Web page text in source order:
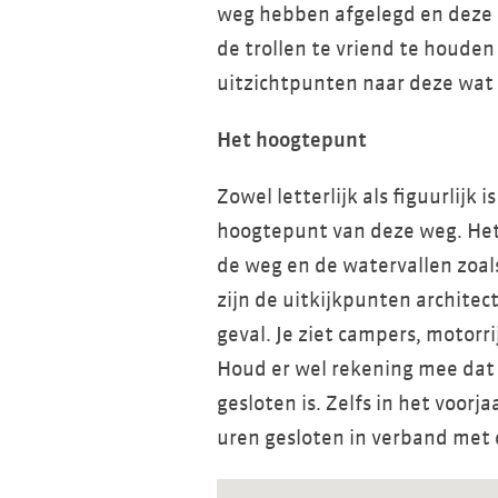
weg hebben afgelegd en
de trollen te vriend te houden
uitzichtpunten naar deze wat
Het hoogtepunt
Zowel letterlijk als figuurlijk
hoogtepunt van deze weg.
de weg en de watervallen
zijn de uitkijkpunten
geval. Je ziet campers,
Houd er wel rekening mee
gesloten is. Zelfs in het
uren gesloten in verband